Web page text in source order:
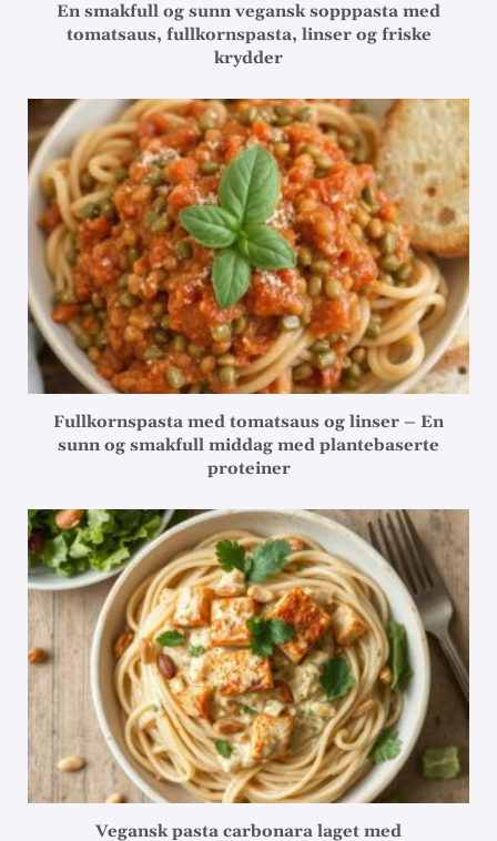
En smakfull og sunn vegansk sopppasta med
tomatsaus, fullkornspasta, linser og friske
krydder
Fullkornspasta med tomatsaus og linser – En
sunn og smakfull middag med plantebaserte
proteiner
Vegansk pasta carbonara laget med